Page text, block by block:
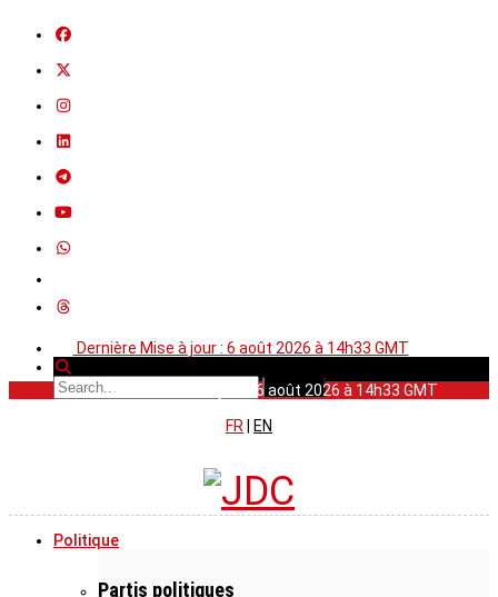
Dernière Mise à jour : 6 août 2026 à 14h33 GMT
Dernière Mise à jour : 6 août 2026 à 14h33 GMT
FR
EN
Politique
Partis politiques